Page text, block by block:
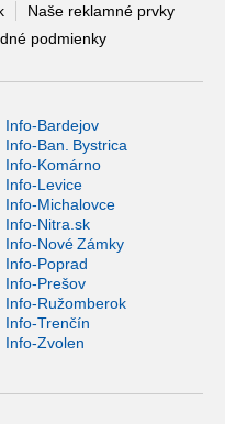
Naše reklamné prvky
podmienky
Info-Bardejov
Info-Ban. Bystrica
Info-Komárno
Info-Levice
Info-Michalovce
Info-Nitra.sk
Info-Nové Zámky
Info-Poprad
Info-Prešov
Info-Ružomberok
Info-Trenčín
Info-Zvolen